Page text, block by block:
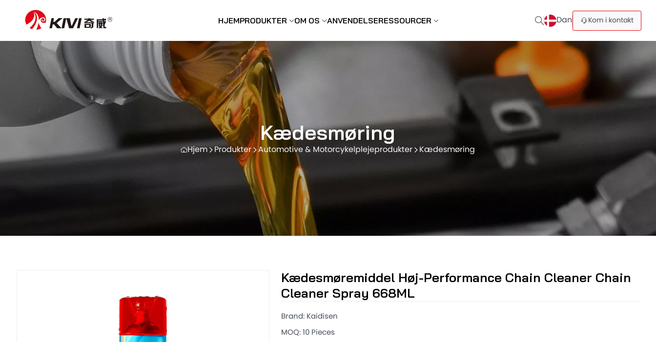
HJEMPRODUKTER OM OS ANVENDELSERESSOURCER Dan Kom i kontakt
Kædesmøring
Hjem Produkter Automotive & Motorcykelplejeprodukter Kædesmøring
Kædesmøremiddel Høj-Performance Chain Cleaner Chain
Cleaner Spray 668ML
Brand: Kaidisen
MOQ: 10 Pieces